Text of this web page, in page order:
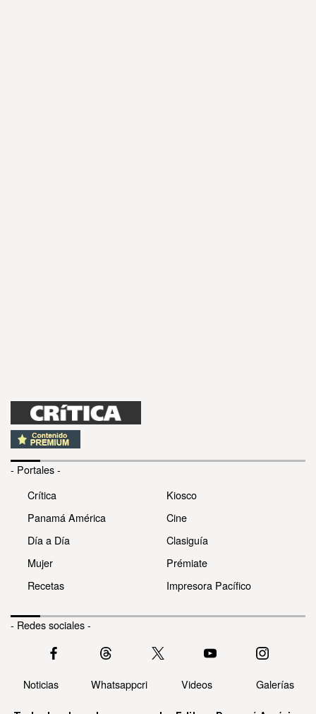
- Portales -
Crítica
Panamá América
Día a Día
Mujer
Recetas
Kiosco
Cine
Clasiguía
Prémiate
Impresora Pacífico
- Redes sociales -
Noticias Whatsappcri Videos Galerías